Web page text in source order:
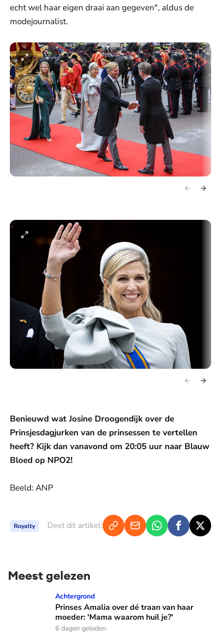
echt wel haar eigen draai aan gegeven", aldus de
modejournalist.
Benieuwd wat Josine Droogendijk over de
Prinsjesdagjurken van de prinsessen te vertellen
heeft? Kijk dan vanavond om 20:05 uur naar Blauw
Bloed op NPO2!
Beeld: ANP
Royalty Deel dit artikel:
Meest gelezen
Prinses Amalia over dé traan van haar moeder: 'Mama
Achtergrond
Prinses Amalia over dé traan van haar
moeder: 'Mama waarom huil je?'
6 dagen geleden